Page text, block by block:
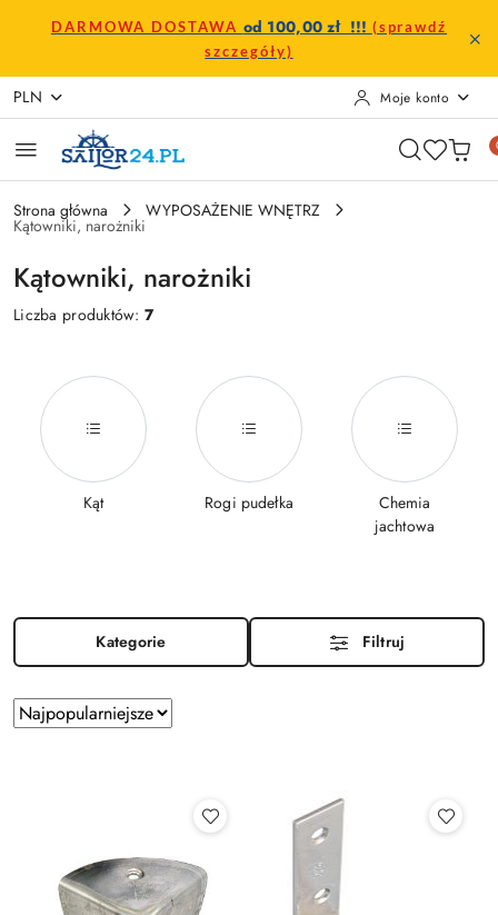
Przejdź do treści głównej
Przejdź do wyszukiwarki
Przejdź do moje konto
Przejdź do menu głównego
Przejdź do stopki
DARMOWA DOSTAWA od 100,00 zł !!! (sprawdź
szczegóły)
PLN Moje konto
Strona główna WYPOSAŻENIE WNĘTRZ
Kątowniki, narożniki
Kątowniki, narożniki
Liczba produktów:7
Kąt Rogi pudełka
Chemia
jachtowa
Kategorie Filtruj
Zastosowano
sortowanie:
Sortuj
według